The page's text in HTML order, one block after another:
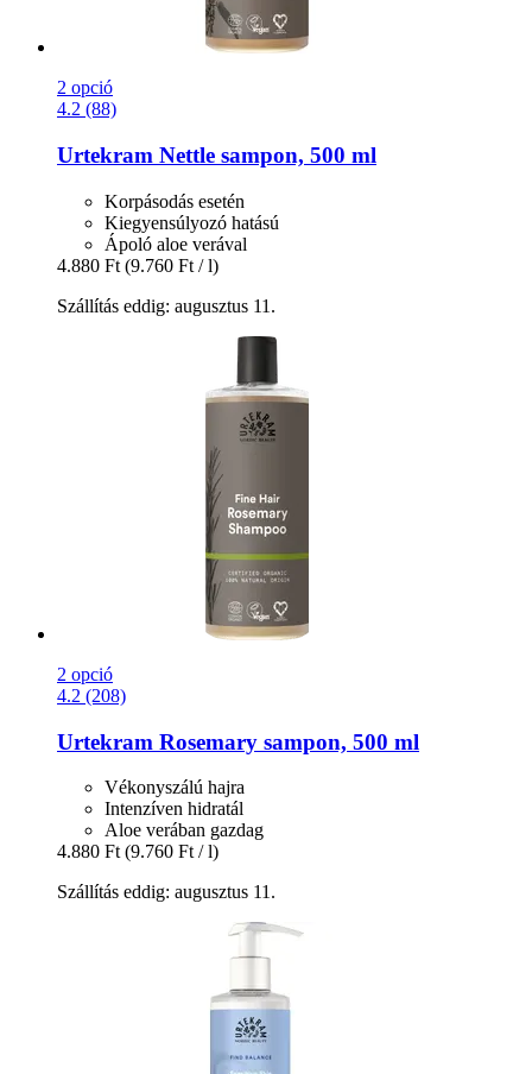
2 opció
4.2 (88)
Urtekram Nettle sampon, 500 ml
Korpásodás esetén
Kiegyensúlyozó hatású
Ápoló aloe verával
4.880 Ft (9.760 Ft / l)
Szállítás eddig: augusztus 11.
2 opció
4.2 (208)
Urtekram Rosemary sampon, 500 ml
Vékonyszálú hajra
Intenzíven hidratál
Aloe verában gazdag
4.880 Ft (9.760 Ft / l)
Szállítás eddig: augusztus 11.